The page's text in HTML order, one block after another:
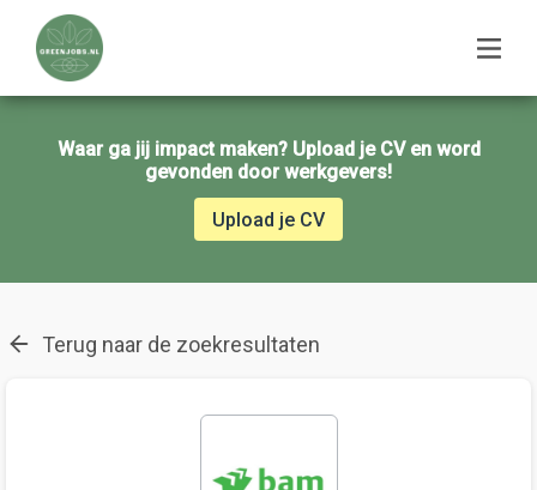
Waar ga jij impact maken? Upload je CV en word
gevonden door werkgevers!
Upload je CV
Terug naar de zoekresultaten